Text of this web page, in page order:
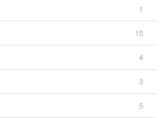
1
15
4
3
5